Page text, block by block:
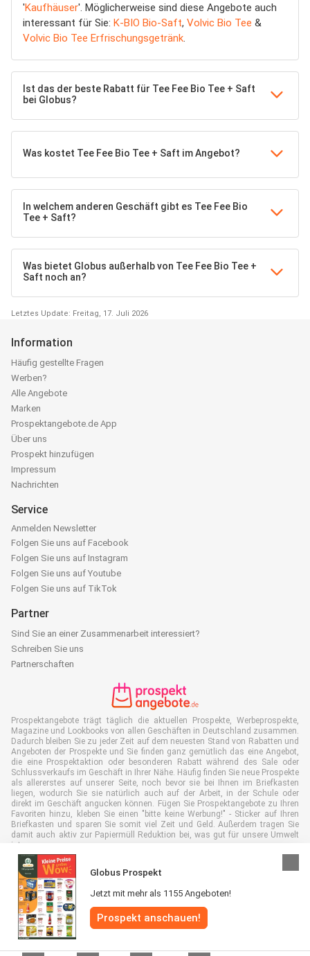
'Kaufhäuser'. Möglicherweise sind diese Angebote auch
interessant für Sie: K-BIO Bio-Saft, Volvic Bio Tee &
Volvic Bio Tee Erfrischungsgetränk
Ist das der beste Rabatt für Tee Fee Bio Tee + Saft
bei Globus?
Was kostet Tee Fee Bio Tee + Saft im Angebot?
In welchem anderen Geschäft gibt es Tee Fee Bio
Tee + Saft?
Was bietet Globus außerhalb von Tee Fee Bio Tee +
Saft noch an?
Letztes Update: Freitag, 17. Juli 2026
Globus Prospekt
Jetzt mit mehr als 1155 Angeboten!
Prospekt anschauen!
Information
Häufig gestellte Fragen
Werben?
Alle Angebote
Marken
Prospektangebote.de App
Über uns
Prospekt hinzufügen
Impressum
Nachrichten
Service
Anmelden Newsletter
Folgen Sie uns auf Facebook
Folgen Sie uns auf Instagram
Folgen Sie uns auf Youtube
Folgen Sie uns auf TikTok
Partner
Sind Sie an einer Zusammenarbeit interessiert?
Schreiben Sie uns
Partnerschaften
Prospektangebote trägt täglich die aktuellen Prospekte, Werbeprospekte,
Magazine und Lookbooks von allen Geschäften in Deutschland zusammen.
Dadurch bleiben Sie zu jeder Zeit auf dem neuesten Stand von Rabatten und
Angeboten der Prospekte und Sie finden ganz gemütlich das eine Angebot,
die eine Prospektaktion oder besonderen Rabatt während des Sale oder
Schlussverkaufs im Geschäft in Ihrer Nähe. Häufig finden Sie neue Prospekte
als allererstes auf unserer Seite, noch bevor sie bei Ihnen im Briefkasten
liegen, wodurch Sie sie natürlich auch auf der Arbeit, in der Schule oder
direkt im Geschäft angucken können. Fügen Sie Prospektangebote zu Ihren
Favoriten hinzu, kleben Sie einen "bitte keine Werbung!" - Sticker auf Ihren
Briefkasten und sparen Sie somit viel Zeit und Geld. Außerdem tragen Sie
damit auch aktiv zur Papiermüll Reduktion bei, was gut für unsere Umwelt
ist.
Alle Rechte vorbehalten © Prospektangebote.de 2026 |
|Allgemeine Geschäftsbedingungen Datenschutzerklärung